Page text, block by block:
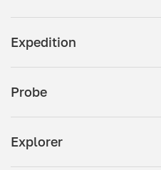
Expedition
Probe
Explorer